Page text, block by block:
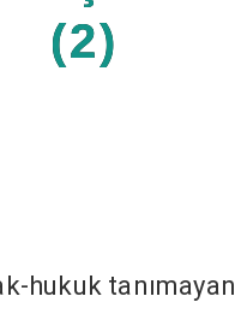
(2)
hukuk